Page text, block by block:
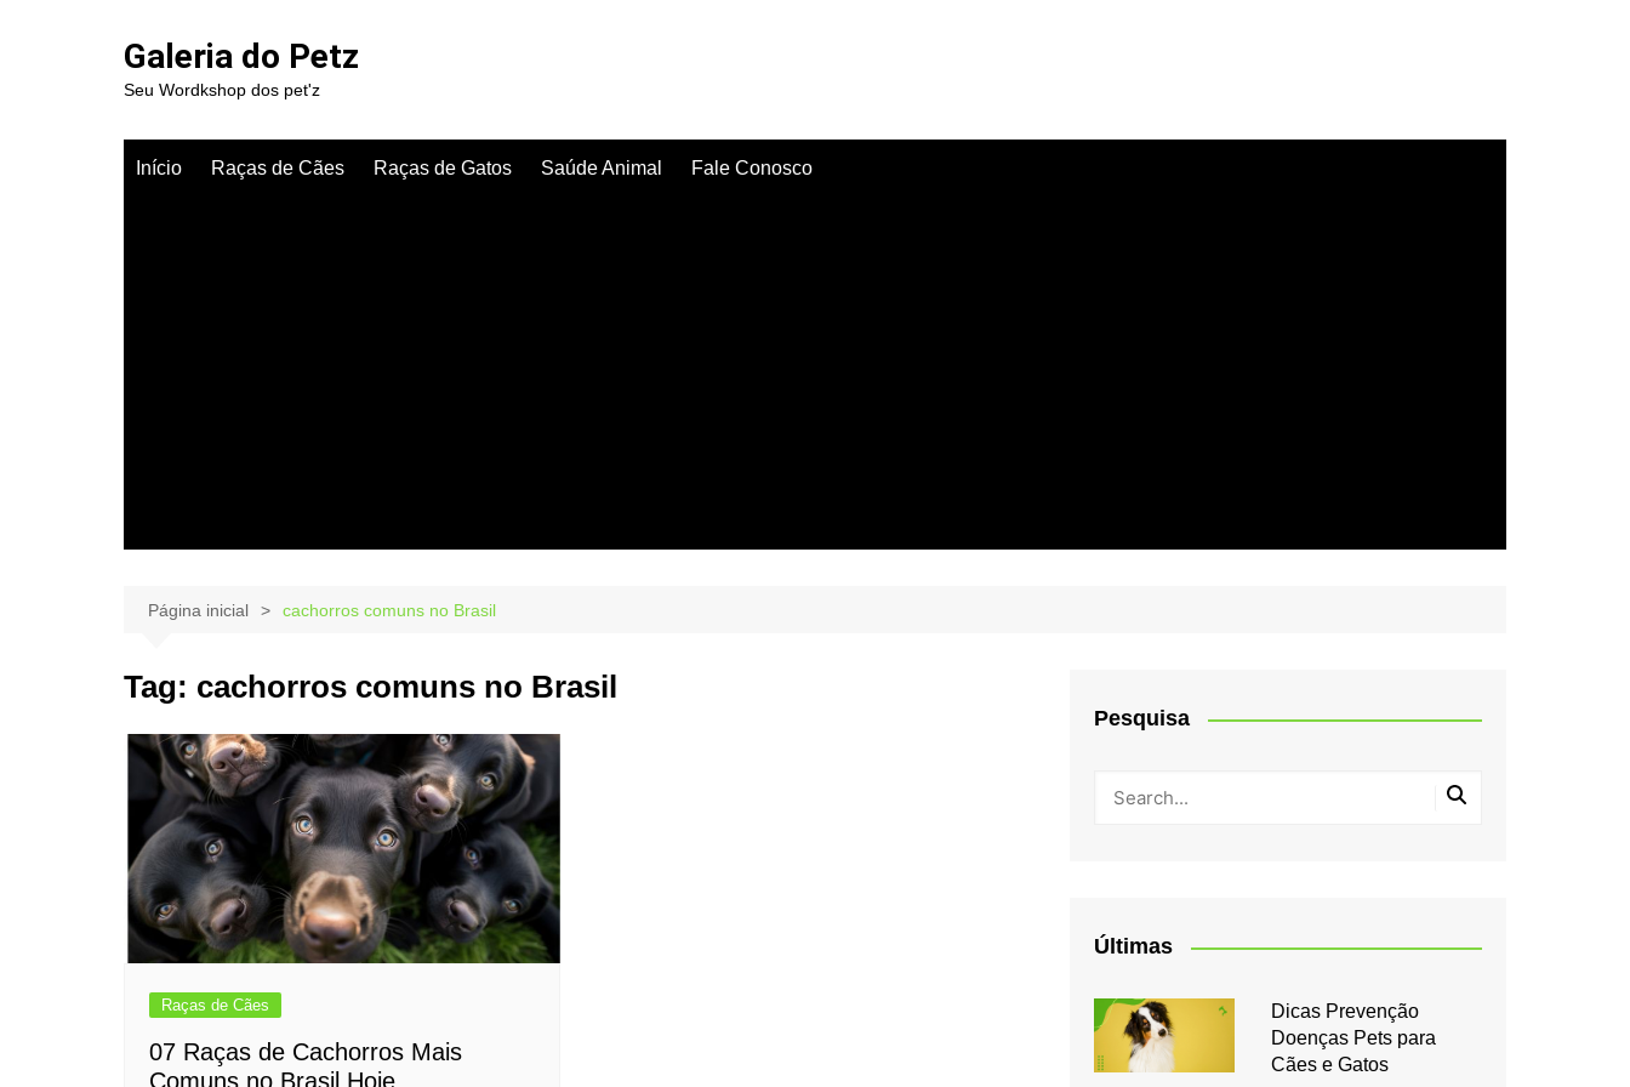
Galeria do Petz
Seu Wordkshop dos pet'z
Início Raças de Cães Raças de Gatos Saúde Animal Fale Conosco
Página inicial cachorros comuns no Brasil
Tag: cachorros comuns no Brasil
Raças de Cães
07 Raças de Cachorros Mais
Comuns no Brasil Hoje
Pesquisa
Últimas
Dicas Prevenção
Doenças Pets para
Cães e Gatos